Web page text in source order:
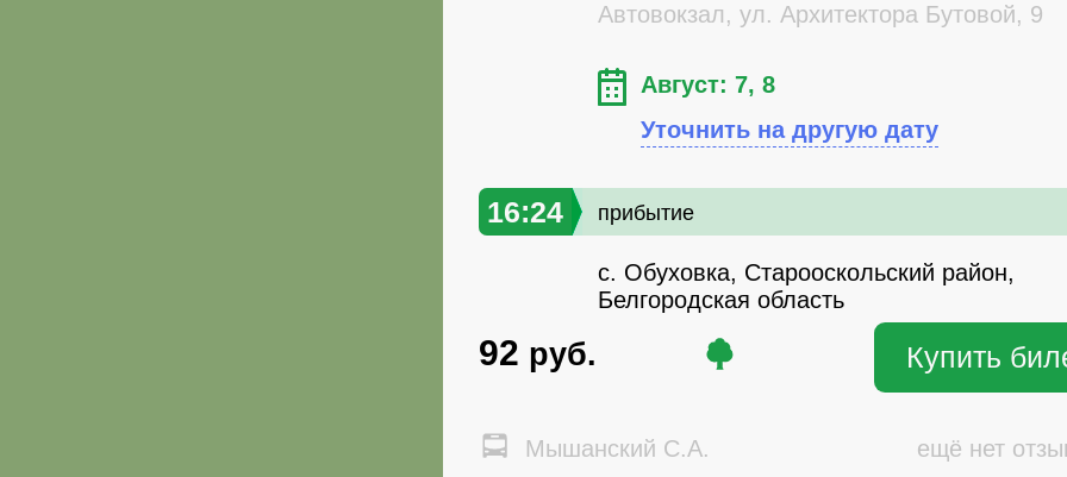
Автовокзал, ул. Архитектора Бутовой, 9
Август: 7, 8
Уточнить на другую дату
16:24 прибытие
с. Обуховка, Старооскольский район,
Белгородская область
92 руб. Купить
Мышанский С.А. ещё нет